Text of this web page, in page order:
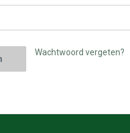
Wachtwoord vergeten?